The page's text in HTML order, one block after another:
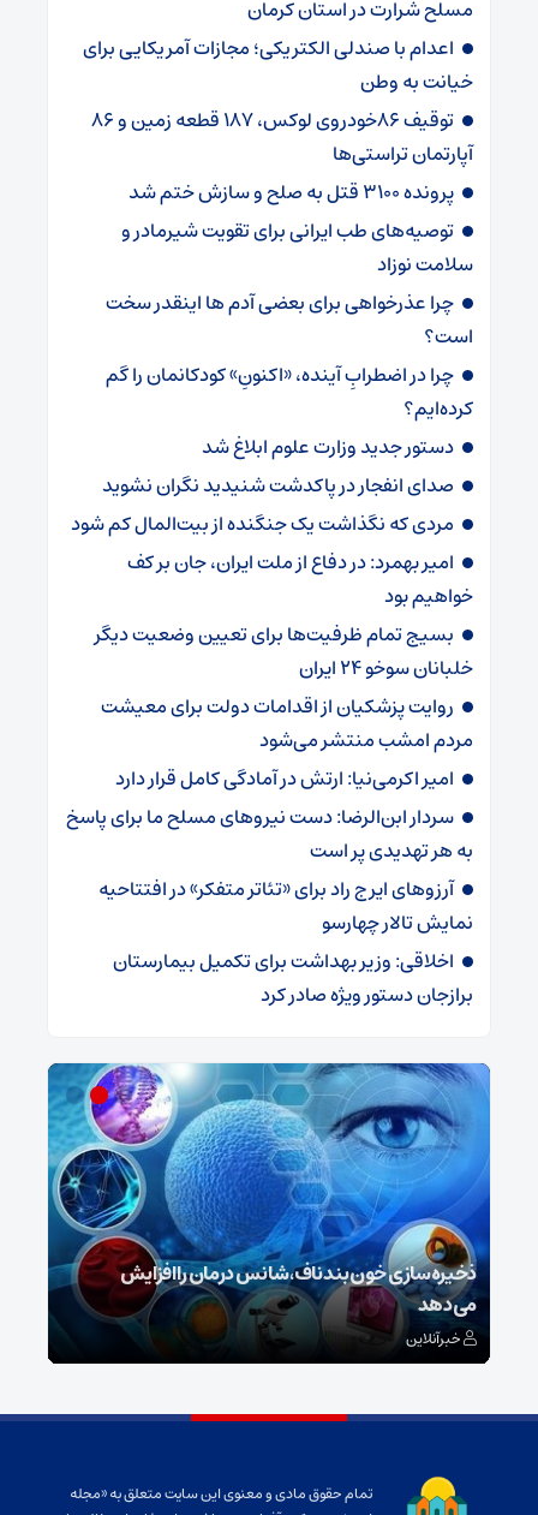
مسلح شرارت در استان کرمان
اعدام با صندلی الکتریکی؛ مجازات آمریکایی برای
خیانت به وطن
توقیف 86خودروی لوکس، 187 قطعه زمین و 86
آپارتمان تراستی‌ها
پرونده 3100 قتل به صلح و سازش ختم شد
توصیه‌های طب ایرانی برای تقویت شیرمادر و
سلامت نوزاد
چرا عذرخواهی برای بعضی آدم ها اینقدر سخت
است؟
چرا در اضطرابِ آینده، «اکنونِ» کودکانمان را گم
کرده‌ایم؟
دستور جدید وزارت علوم ابلاغ شد
صدای انفجار در پاکدشت شنیدید نگران نشوید
مردی که نگذاشت یک جنگنده از بیت‌المال کم شود
امیر بهمرد: در دفاع از ملت ایران، جان بر کف
خواهیم بود
بسیج تمام ظرفیت‌ها برای تعیین وضعیت دیگر
خلبانان سوخو ۲۴ ایران
روایت پزشکیان از اقدامات دولت برای معیشت
مردم امشب منتشر می‌شود
امیر اکرمی‌نیا: ارتش در آمادگی کامل قرار دارد
سردار ابن‌الرضا: دست نیروهای مسلح ما برای پاسخ
به هر تهدیدی پر است
آرزوهای ایرج راد برای «تئاتر متفکر» در افتتاحیه
نمایش تالار چهارسو
اخلاقی: وزیر بهداشت برای تکمیل بیمارستان
برازجان دستور ویژه‌ صادر کرد
ذخیره‌سازی خون بند ناف، شانس درمان را افزایش
می‌دهد
خبرآنلاین
تمام حقوق مادی و معنوی این سایت متعلق به «مجله